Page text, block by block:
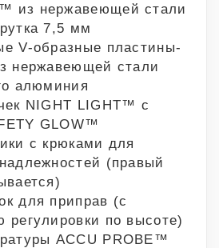
из нержавеющей стали
7,5 мм
V-образные пластины-
нержавеющей стали
алюминия
NIGHT LIGHT™ с
GLOW™
с крюками для
(правый
для приправ (с
регулировки по высоте)
ACCU PROBE™